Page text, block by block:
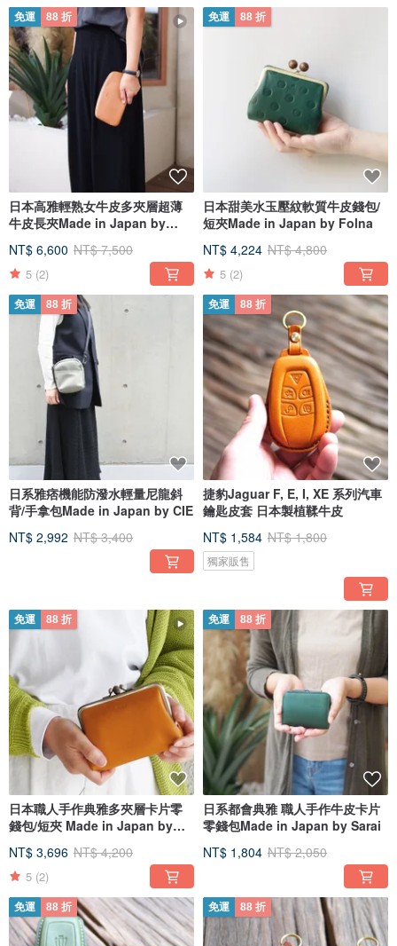
免運 88 折
日本高雅輕熟女牛皮多夾層超薄
牛皮長夾Made in Japan by
NT$ 6,600 NT$ 7,500
5 (2)
免運 88 折
日本甜美水玉壓紋軟質牛皮錢包/
短夾Made in Japan by Folna
NT$ 4,224 NT$ 4,800
5 (2)
免運 88 折
日系雅痞機能防潑水輕量尼龍斜
背/手拿包Made in Japan by CIE
NT$ 2,992 NT$ 3,400
免運 88 折
捷豹Jaguar F, E, I, XE 系列汽車
鑰匙皮套 日本製植鞣牛皮
NT$ 1,584 NT$ 1,800
獨家販售
免運 88 折
日本職人手作典雅多夾層卡片零
錢包/短夾 Made in Japan by
NT$ 3,696 NT$ 4,200
5 (2)
免運 88 折
日系都會典雅 職人手作牛皮卡片
零錢包Made in Japan by Sarai
NT$ 1,804 NT$ 2,050
免運 88 折 免運 88 折